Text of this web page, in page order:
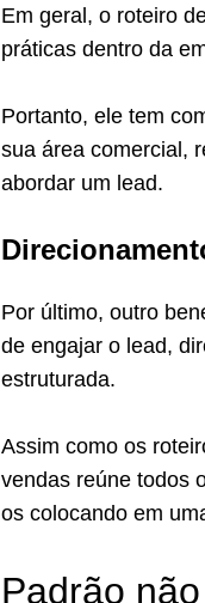
Em geral, o roteiro
práticas dentro da
Portanto, ele tem
sua área comercial,
abordar um lead.
Por último, outro
de engajar o lead,
estruturada.
Assim como os
vendas reúne todos
os colocando em
Padrão